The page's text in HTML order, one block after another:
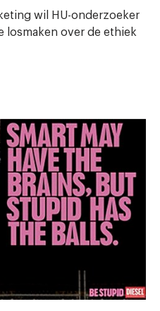
wil HU-onderzoeker
losmaken over de ethiek